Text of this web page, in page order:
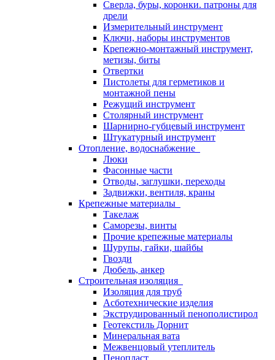
Сверла, буры, коронки. патроны для
дрели
Измерительный инструмент
Ключи, наборы инструментов
Крепежно-монтажный инструмент,
метизы, биты
Отвертки
Пистолеты для герметиков и
монтажной пены
Режущий инструмент
Столярный инструмент
Шарнирно-губцевый инструмент
Штукатурный инструмент
Отопление, водоснабжение
Люки
Фасонные части
Отводы, заглушки, переходы
Задвижки, вентиля, краны
Крепежные материалы
Такелаж
Саморезы, винты
Прочие крепежные материалы
Шурупы, гайки, шайбы
Гвозди
Дюбель, анкер
Строительная изоляция
Изоляция для труб
Асботехнические изделия
Экструдированный пенополистирол
Геотекстиль Дорнит
Минеральная вата
Межвенцовый утеплитель
Пенопласт